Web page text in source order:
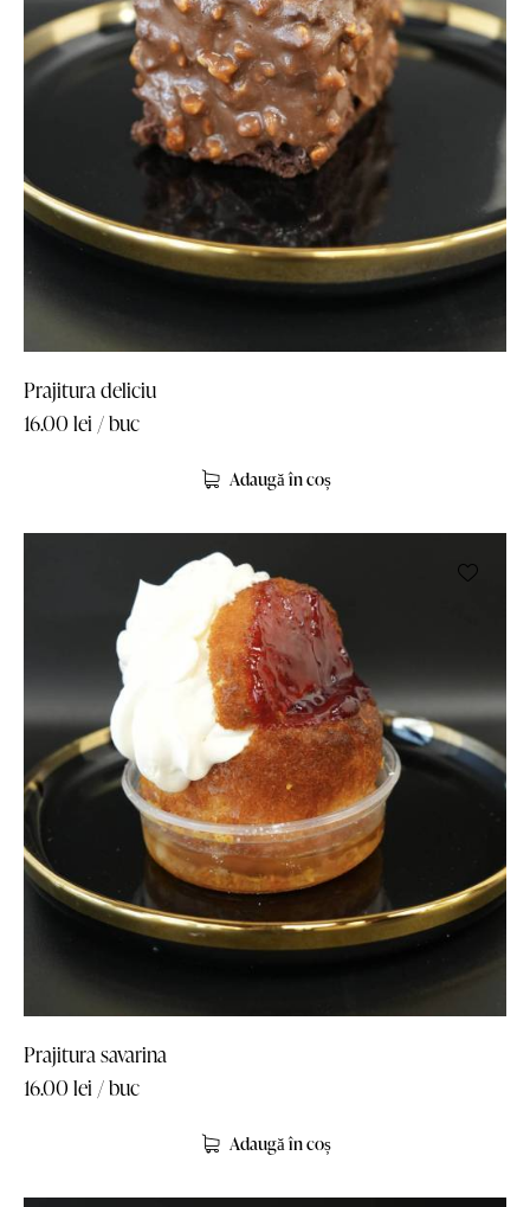
Prajitura deliciu
16.00 lei / buc
Adaugă în coș
Prajitura savarina
16.00 lei / buc
Adaugă în coș